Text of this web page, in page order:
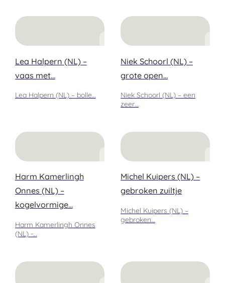
Lea Halpern (NL) –
vaas met…
Lea Halpern (NL) – bolle…
Niek Schoorl (NL) –
grote open…
Niek Schoorl (NL) – een
zeer…
Harm Kamerlingh
Onnes (NL) –
kogelvormige…
Harm Kamerlingh Onnes
(NL) -…
Michel Kuipers (NL) –
gebroken zuiltje
Michel Kuipers (NL) –
gebroken…